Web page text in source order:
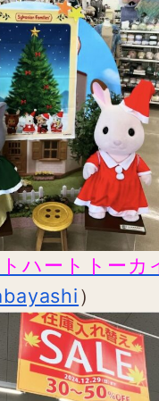
ハートトーカ
）